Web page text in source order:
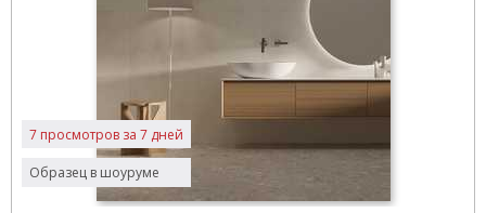
Образец в шоуруме
7 просмотров за 7 дней